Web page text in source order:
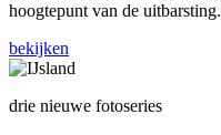
hoogtepunt van de uitbarsting.
bekijken
drie nieuwe fotoseries